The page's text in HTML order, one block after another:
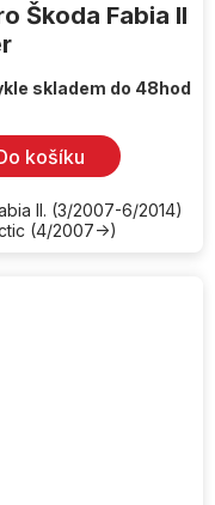
Škoda Fabia II
skladem do 48hod
košíku
II. (3/2007-6/2014)
(4/2007->)